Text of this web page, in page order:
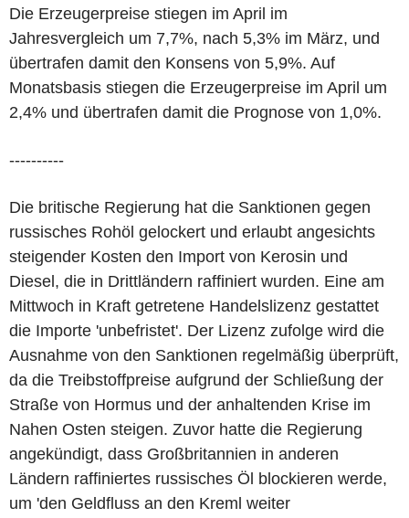
Die Erzeugerpreise stiegen im April im
Jahresvergleich um 7,7%, nach 5,3% im März, und
übertrafen damit den Konsens von 5,9%. Auf
Monatsbasis stiegen die Erzeugerpreise im April um
2,4% und übertrafen damit die Prognose von 1,0%.
----------
Die britische Regierung hat die Sanktionen gegen
russisches Rohöl gelockert und erlaubt angesichts
steigender Kosten den Import von Kerosin und
Diesel, die in Drittländern raffiniert wurden. Eine am
Mittwoch in Kraft getretene Handelslizenz gestattet
die Importe 'unbefristet'. Der Lizenz zufolge wird die
Ausnahme von den Sanktionen regelmäßig überprüft,
da die Treibstoffpreise aufgrund der Schließung der
Straße von Hormus und der anhaltenden Krise im
Nahen Osten steigen. Zuvor hatte die Regierung
angekündigt, dass Großbritannien in anderen
Ländern raffiniertes russisches Öl blockieren werde,
um 'den Geldfluss an den Kreml weiter